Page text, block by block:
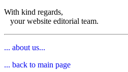
With kind regards,
your website editorial team.
... about us...
... back to main page